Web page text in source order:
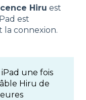
Hiru est
est
la connexion.
une fois
Hiru de